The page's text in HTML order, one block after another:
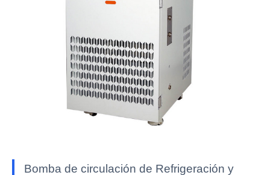
Bomba de circulación de Refrigeración y